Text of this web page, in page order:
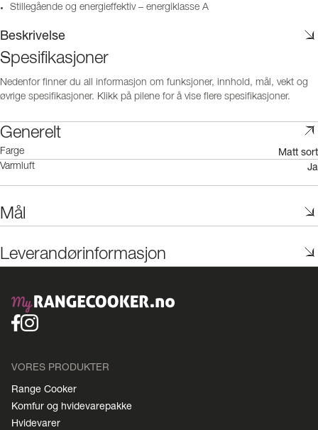
Stillegående og energieffektiv – energiklasse A
Beskrivelse
Spesifikasjoner
Nedenfor finner du all informasjon om funksjoner, innhold, mål, vekt og
øvrige spesifikasjoner. Klikk på pilene for å vise flere spesifikasjoner.
Generelt
Farge Matt sort
Varmluft Ja
Mål
Leverandørinformasjon
VORES PRODUKTER
Range Cooker
Komfur og hvidevarepakke
Hvidevarer